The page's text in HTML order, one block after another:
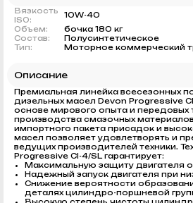
Вязкость
ISO:
10W-40
Объем:
бочка 180 кг
Состав:
Полусинтетическое
Тип:
Моторное коммерческий
Описание
Премиальная линейка всесезонных
дизельных масел Devon Progressive
основе мирового опыта и передовых
производства смазочных
импортного пакета присадок и
масел позволяет удовлетворять и
ведущих производителей техники.
Progressive CI-4/SL гарантирует:
Максимальную защиту двигателя
Надежный запуск двигателя при
Снижение вероятности
деталях цилиндро-поршневой